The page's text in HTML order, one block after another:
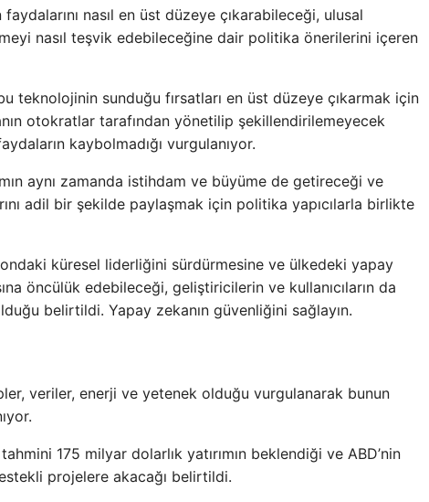
nasıl en üst düzeye çıkarabileceği, ulusal
nasıl teşvik edebileceğine dair politika önerilerini içeren
teknolojinin sunduğu fırsatları en üst düzeye çıkarmak için
otokratlar tarafından yönetilip şekillendirilemeyecek
kaybolmadığı vurgulanıyor.
aynı zamanda istihdam ve büyüme de getireceği ve
adil bir şekilde paylaşmak için politika yapıcılarla birlikte
küresel liderliğini sürdürmesine ve ülkedeki yapay
öncülük edebileceği, geliştiricilerin ve kullanıcıların da
belirtildi. Yapay zekanın güvenliğini sağlayın.
veriler, enerji ve yetenek olduğu vurgulanarak bunun
175 milyar dolarlık yatırımın beklendiği ve ABD’nin
projelere akacağı belirtildi.